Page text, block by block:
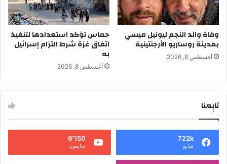
وفاة والد النجم ليونيل ميسي
بمدينة روساريو الأرجنتينية
أغسطس 8, 2026
حماس تؤكد استعدادها لتنفيذ
اتفاق غزة شرط التزام إسرائيل
به
أغسطس 8, 2026
تابِعنا
722k
متابع
9٬150
متابعون